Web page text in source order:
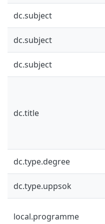
dc.subject
dc.subject
dc.subject
dc.title
dc.type.degree
dc.type.uppsok
local.programme